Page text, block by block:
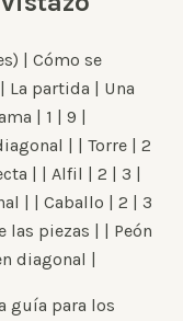
| Cómo se
La partida | Una
| 1 | 9 |
| | Torre | 2
| | Alfil | 2 | 3 |
| | Caballo | 2 | 3
las piezas | | Peón
diagonal |
guía para los